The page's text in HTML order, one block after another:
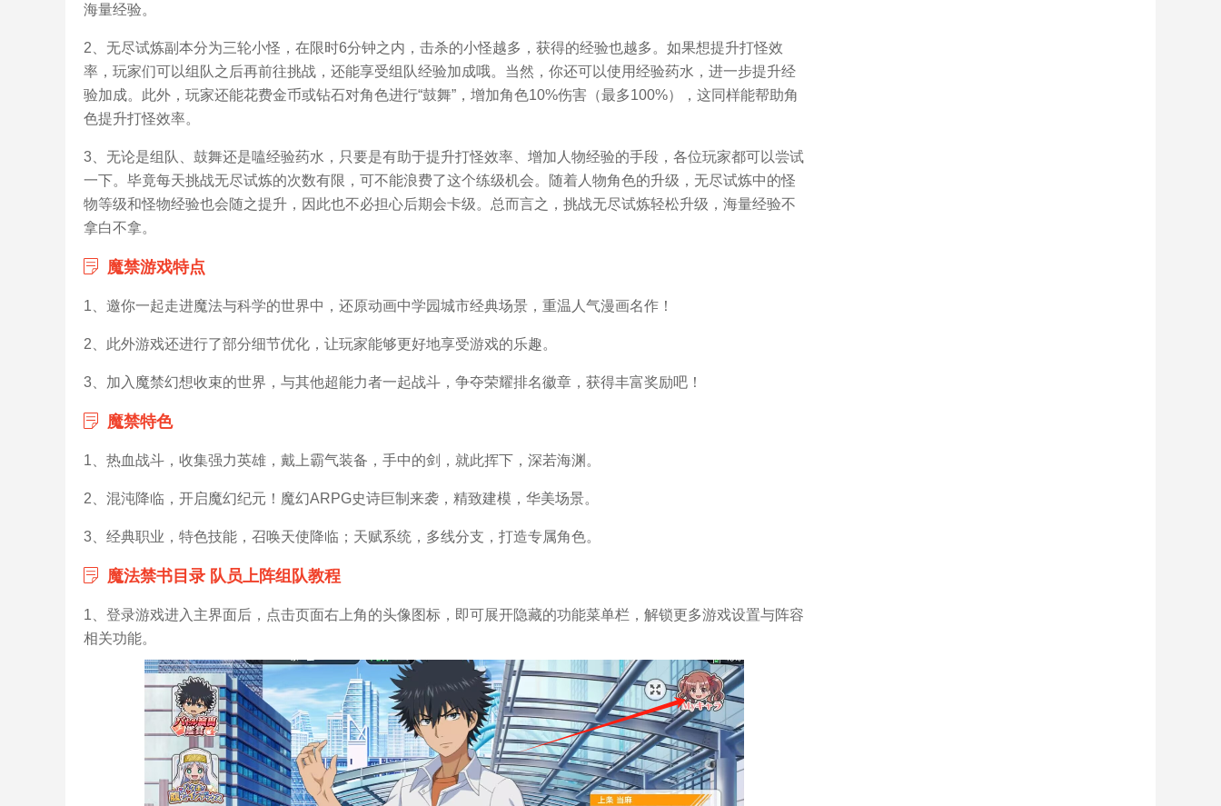
海量经验。
2、无尽试炼副本分为三轮小怪，在限时6分钟之内，击杀的小怪越多，获得的经验也越多。如果想提升打怪效
率，玩家们可以组队之后再前往挑战，还能享受组队经验加成哦。当然，你还可以使用经验药水，进一步提升经
验加成。此外，玩家还能花费金币或钻石对角色进行“鼓舞”，增加角色10%伤害（最多100%），这同样能帮助角
色提升打怪效率。
3、无论是组队、鼓舞还是嗑经验药水，只要是有助于提升打怪效率、增加人物经验的手段，各位玩家都可以尝试
一下。毕竟每天挑战无尽试炼的次数有限，可不能浪费了这个练级机会。随着人物角色的升级，无尽试炼中的怪
物等级和怪物经验也会随之提升，因此也不必担心后期会卡级。总而言之，挑战无尽试炼轻松升级，海量经验不
拿白不拿。
魔禁游戏特点
1、邀你一起走进魔法与科学的世界中，还原动画中学园城市经典场景，重温人气漫画名作！
2、此外游戏还进行了部分细节优化，让玩家能够更好地享受游戏的乐趣。
3、加入魔禁幻想收束的世界，与其他超能力者一起战斗，争夺荣耀排名徽章，获得丰富奖励吧！
魔禁特色
1、热血战斗，收集强力英雄，戴上霸气装备，手中的剑，就此挥下，深若海渊。
2、混沌降临，开启魔幻纪元！魔幻ARPG史诗巨制来袭，精致建模，华美场景。
3、经典职业，特色技能，召唤天使降临；天赋系统，多线分支，打造专属角色。
魔法禁书目录 队员上阵组队教程
1、登录游戏进入主界面后，点击页面右上角的头像图标，即可展开隐藏的功能菜单栏，解锁更多游戏设置与阵容
相关功能。